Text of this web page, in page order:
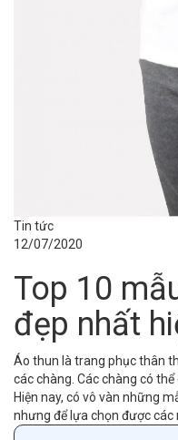
Tin tức
12/07/2020
Top 10
đẹp nhất
Áo thun là trang phục thân
các chàng. Các chàng có
Hiện nay, có vô vàn những
nhưng để lựa chọn được các